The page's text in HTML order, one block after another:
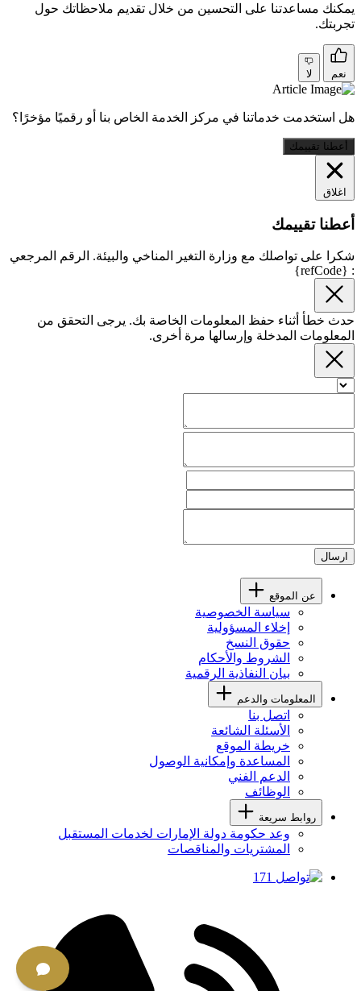
يمكنك مساعدتنا على التحسين من خلال تقديم ملاحظاتك حول
تجربتك.
نعم لا
هل استخدمت خدماتنا في مركز الخدمة الخاص بنا أو رقميًا مؤخرًا؟
أعطنا تقييمك
اغلاق
أعطنا تقييمك
شكرا على تواصلك مع وزارة التغير المناخي والبيئة. الرقم المرجعي
: {refCode}
حدث خطأ أثناء حفظ المعلومات الخاصة بك. يرجى التحقق من
المعلومات المدخلة وإرسالها مرة أخرى.
ارسال
عن الموقع
سياسة الخصوصية
إخلاء المسؤولية
حقوق النسخ
الشروط والأحكام
بيان النفاذية الرقمية
المعلومات والدعم
اتصل بنا
الأسئلة الشائعة
خريطة الموقع
المساعدة وإمكانية الوصول
الدعم الفني
الوظائف
روابط سريعة
وعد حكومة دولة الإمارات لخدمات المستقبل
المشتريات والمناقصات